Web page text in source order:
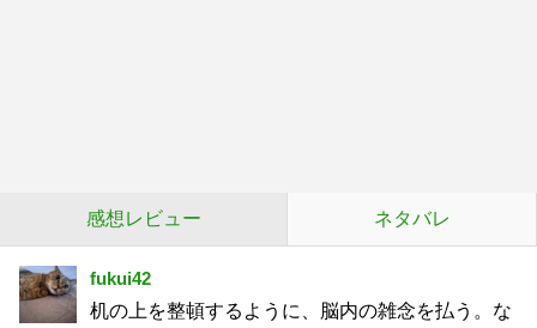
感想レビュー ネタバレ
fukui42
机の上を整頓するように、脳内の雑念を払う。な